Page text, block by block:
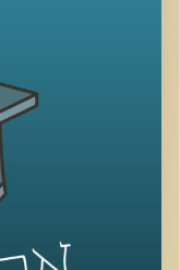
הללו? ד"ר יוסי
שמאחורי
'יצירתיות'
מהי הדרך
לשבור את
קרדיט תמונות: